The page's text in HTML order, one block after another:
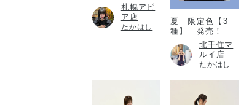
札幌アピ
ア店
たかはし
夏 限定色【3
種】 発売！
北千住マ
ルイ店
たかはし